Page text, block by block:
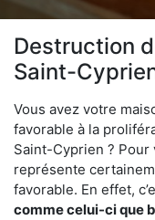
Destruction
Saint-
Vous avez votre
favorable à la
Saint-Cyprien ?
représente
favorable. En effet,
comme celui-ci que